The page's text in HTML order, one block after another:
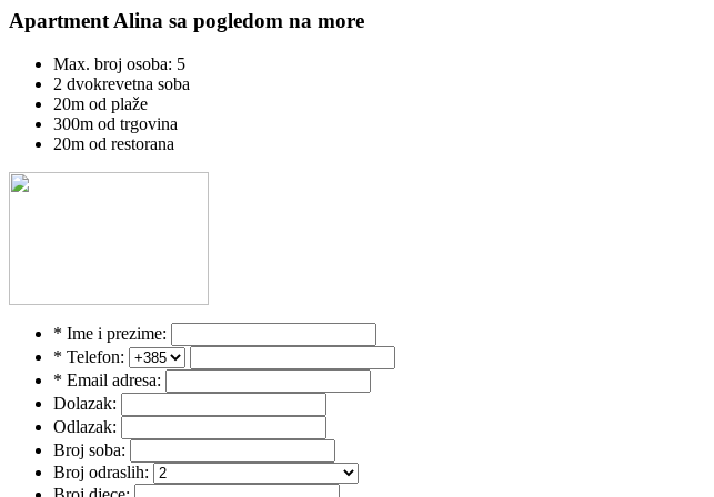
Apartment Alina sa pogledom na more
Max. broj osoba: 5
2 dvokrevetna soba
20m od plaže
300m od trgovina
20m od restorana
* Ime i prezime:
* Telefon:
* Email adresa:
Dolazak:
Odlazak:
Broj soba:
Broj odraslih: